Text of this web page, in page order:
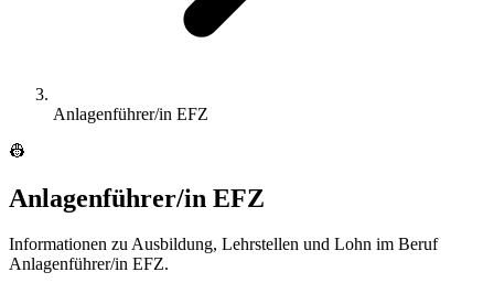
Anlagenführer/in EFZ
👷
Anlagenführer/in EFZ
Informationen zu Ausbildung, Lehrstellen und Lohn im Beruf
Anlagenführer/in EFZ.